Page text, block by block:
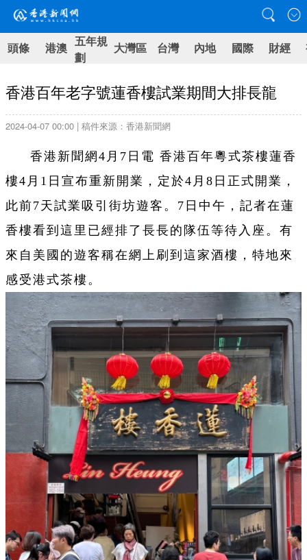
頭條 港澳 五年規
劃
大灣區 台灣 內地 國際 財經
香港百年老字號蓮香樓試業期間大排長龍
2024-04-07 00:00 | 稿件來源：香港新聞網
香港新聞網4月7日電 香港百年粵式茶樓蓮香
樓4月1日宣布重新開業，定於4月8日正式開業，
此前7天試業吸引街坊遊客。7日中午，記者在蓮
香樓看到這里已經排了長長的隊伍等待入座。有
來自美國的遊客稱在網上刷到這家酒樓，特地來
感受港式茶樓。